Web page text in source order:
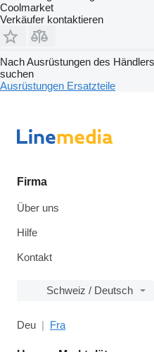
Coolmarket
Verkäufer kontaktieren
Nach Ausrüstungen des
suchen
Ausrüstungen Ersatzteile
Firma
Über uns
Hilfe
Kontakt
Schweiz / Deutsch
Deu Fra